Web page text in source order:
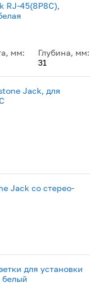
RJ-45(8P8C),
мм:
Глубина, мм:
31
Jack, для
Jack со стерео-
для установки
белый